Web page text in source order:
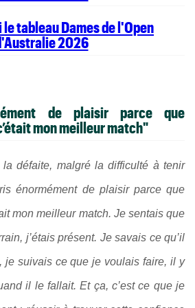
tableau Dames de l'Open
2026
de plaisir parce que
mon meilleur match"
la défaite, malgré la difficulté à tenir
énormément de plaisir parce que
mon meilleur match. Je sentais que
j’étais présent. Je savais ce qu’il
je suivais ce que je voulais faire, il y
il le fallait. Et ça, c’est ce que je